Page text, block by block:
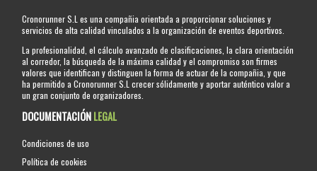
Cronorunner S.L es una compañia orientada a proporcionar soluciones y
servicios de alta calidad vinculados a la organización de eventos deportivos.
La profesionalidad, el cálculo avanzado de clasificaciones, la clara orientación
al corredor, la búsqueda de la máxima calidad y el compromiso son firmes
valores que identifican y distinguen la forma de actuar de la compañia, y que
ha permitido a Cronorunner S.L crecer sólidamente y aportar auténtico valor a
un gran conjunto de organizadores.
DOCUMENTACIÓNLEGAL
Condiciones de uso
Política de cookies